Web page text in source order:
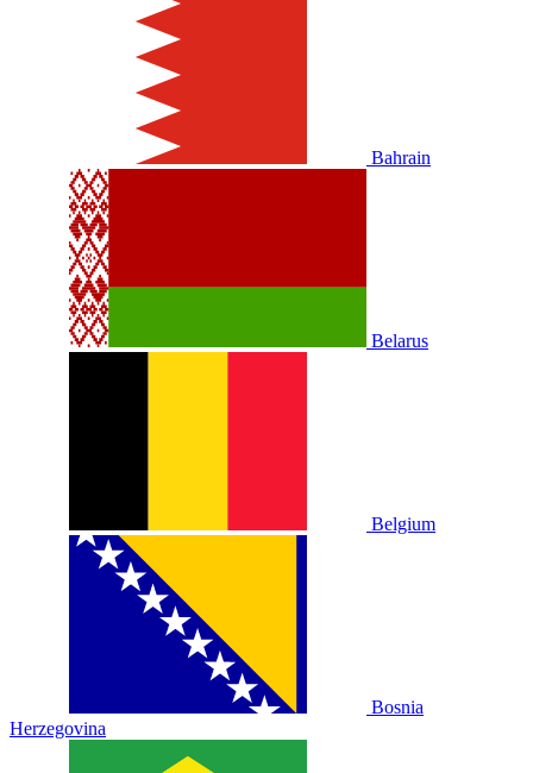
Bahrain
Belarus
Belgium
Bosnia
Herzegovina